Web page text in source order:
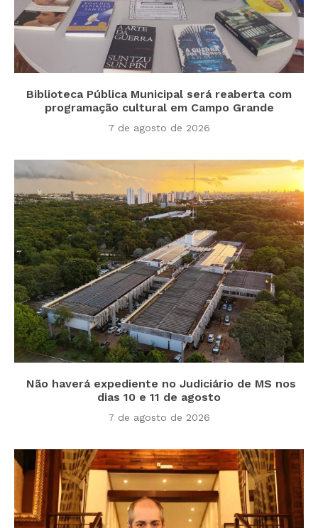
Biblioteca Pública Municipal será reaberta com
programação cultural em Campo Grande
7 de agosto de 2026
Não haverá expediente no Judiciário de MS nos
dias 10 e 11 de agosto
7 de agosto de 2026